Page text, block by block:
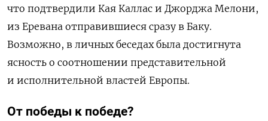
что подтвердили Кая Каллас и Джорджа Мелони,
из Еревана отправившиеся сразу в Баку.
Возможно, в личных беседах была достигнута
ясность о соотношении представительной
и исполнительной властей Европы.
От победы к победе?